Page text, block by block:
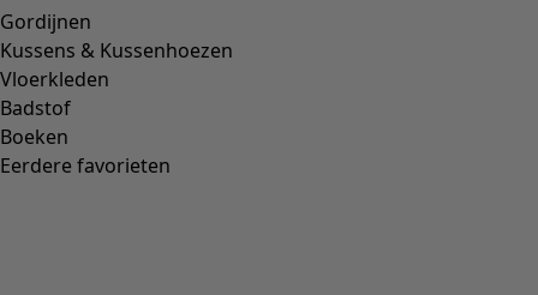
Gordijnen
Kussens & Kussenhoezen
Vloerkleden
Badstof
Boeken
Eerdere favorieten